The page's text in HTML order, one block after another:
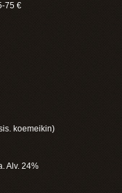
75 €
koemeikin)
Alv. 24%